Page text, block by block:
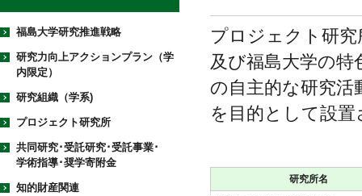
プロジェクト研
及び福島大学の特
の自主的な研究活
を目的として設
研究所名
福島大学研究推進戦略
研究力向上アクションプラン（学
内限定）
研究組織（学系)
プロジェクト研究所
共同研究･受託研究･受託事業･
学術指導･奨学寄附金
知的財産関連